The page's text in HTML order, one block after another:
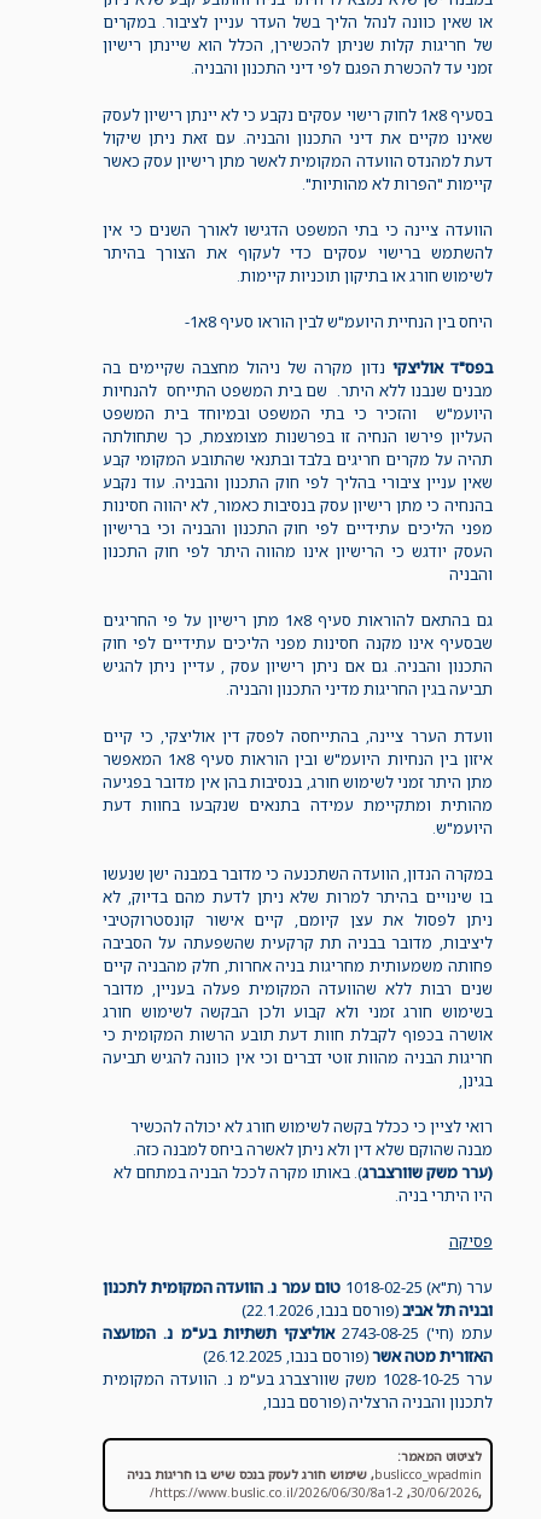
או שאין כוונה לנהל הליך בשל העדר עניין לציבור. במקרים
של חריגות קלות שניתן להכשירן, הכלל הוא שיינתן רישיון
זמני עד להכשרת הפגם לפי דיני התכנון והבניה.
בסעיף 8א1 לחוק רישוי עסקים נקבע כי לא יינתן רישיון לעסק
שאינו מקיים את דיני התכנון והבניה. עם זאת ניתן שיקול
דעת למהנדס הוועדה המקומית לאשר מתן רישיון עסק כאשר
קיימות "הפרות לא מהותיות".
הוועדה ציינה כי בתי המשפט הדגישו לאורך השנים כי אין
להשתמש ברישוי עסקים כדי לעקוף את הצורך בהיתר
לשימוש חורג או בתיקון תוכניות קיימות.
היחס בין הנחיית היועמ"ש לבין הוראו סעיף 8א1-
בפס"ד אוליצקי נדון מקרה של ניהול מחצבה שקיימים בה
מבנים שנבנו ללא היתר. שם בית המשפט התייחס להנחיות
היועמ"ש והזכיר כי בתי המשפט ובמיוחד בית המשפט
העליון פירשו הנחיה זו בפרשנות מצומצמת, כך שתחולתה
תהיה על מקרים חריגים בלבד ובתנאי שהתובע המקומי קבע
שאין עניין ציבורי בהליך לפי חוק התכנון והבניה. עוד נקבע
בהנחיה כי מתן רישיון עסק בנסיבות כאמור, לא יהווה חסינות
מפני הליכים עתידיים לפי חוק התכנון והבניה וכי ברישיון
העסק יודגש כי הרישיון אינו מהווה היתר לפי חוק התכנון
והבניה
גם בהתאם להוראות סעיף 8א1 מתן רישיון על פי החריגים
שבסעיף אינו מקנה חסינות מפני הליכים עתידיים לפי חוק
התכנון והבניה. גם אם ניתן רישיון עסק , עדיין ניתן להגיש
תביעה בגין החריגות מדיני התכנון והבניה.
וועדת הערר ציינה, בהתייחסה לפסק דין אוליצקי, כי קיים
איזון בין הנחיות היועמ"ש ובין הוראות סעיף 8א1 המאפשר
מתן היתר זמני לשימוש חורג, בנסיבות בהן אין מדובר בפגיעה
מהותית ומתקיימת עמידה בתנאים שנקבעו בחוות דעת
היועמ"ש.
במקרה הנדון, הוועדה השתכנעה כי מדובר במבנה ישן שנעשו
בו שינויים בהיתר למרות שלא ניתן לדעת מהם בדיוק, לא
ניתן לפסול את עצן קיומם, קיים אישור קונסטרוקטיבי
ליציבות, מדובר בבניה תת קרקעית שהשפעתה על הסביבה
פחותה משמעותית מחריגות בניה אחרות, חלק מהבניה קיים
שנים רבות ללא שהוועדה המקומית פעלה בעניין, מדובר
בשימוש חורג זמני ולא קבוע ולכן הבקשה לשימוש חורג
אושרה בכפוף לקבלת חוות דעת תובע הרשות המקומית כי
חריגות הבניה מהוות זוטי דברים וכי אין כוונה להגיש תביעה
בגינן,
רואי לציין כי ככלל בקשה לשימוש חורג לא יכולה להכשיר
מבנה שהוקם שלא דין ולא ניתן לאשרה ביחס למבנה כזה.
(ערר משק שוורצברג). באותו מקרה לככל הבניה במתחם לא
היו היתרי בניה.
פסיקה
ערר (ת"א) 1018-02-25
טום עמר נ. הוועדה המקומית לתכנון
ובניה תל אביב(פורסם בנבו, 22.1.2026)
עתמ (חי') 2743-08-25
אוליצקי תשתיות בע"מ נ. המועצה
האזורית מטה אשר(פורסם בנבו, 26.12.2025)
ערר 1028-10-25 משק שוורצברג בע"מ נ. הוועדה המקומית
לתכנון והבניה הרצליה (פורסם בנבו,
לציטוט המאמר:
buslicco_wpadmin
, שימוש חורג לעסק בנכס שיש בו חריגות בניה
,
30/06/2026
,
https://www.buslic.co.il/2026/06/30/8a1-2/